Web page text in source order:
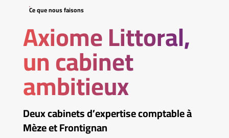
Ce que nous faisons
Axiome Littoral,
un cabinet
ambitieux
Deux cabinets d’expertise comptable à
Mèze et Frontignan